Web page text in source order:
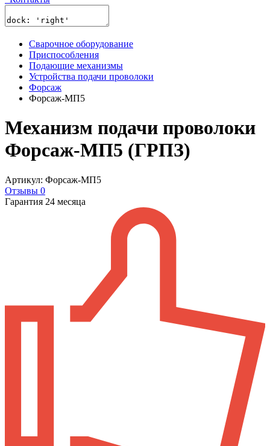
Сварочное оборудование
Приспособления
Подающие механизмы
Устройства подачи проволоки
Форсаж
Форсаж-МП5
Механизм подачи проволоки
Форсаж-МП5 (ГРПЗ)
Артикул: Форсаж-МП5
Отзывы 0
Гарантия 24 месяца